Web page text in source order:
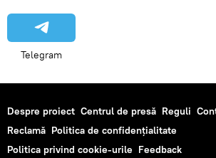
Telegram
Despre proiect Centrul de presă Reguli
Reclamă Politica de confidențialitate
Politica privind cookie-urile Feedback